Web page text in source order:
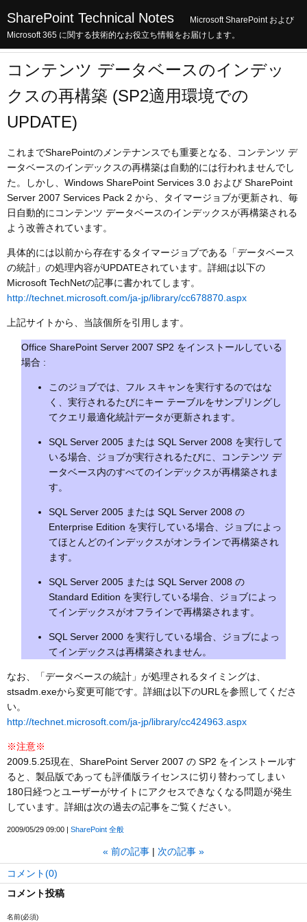
SharePoint Technical Notes
Microsoft SharePoint および
Microsoft 365 に関する技術的なお役立ち情報をお届けします。
コンテンツ データベースのインデッ
クスの再構築 (SP2適用環境での
UPDATE)
これまでSharePointのメンテナンスでも重要となる、コンテンツ デ
ータベースのインデックスの再構築は自動的には行われませんでし
た。しかし、Windows SharePoint Services 3.0 および SharePoint
Server 2007 Services Pack 2 から、タイマージョブが更新され、毎
日自動的にコンテンツ データベースのインデックスが再構築される
よう改善されています。
具体的には以前から存在するタイマージョブである「データベース
の統計」の処理内容がUPDATEされています。詳細は以下の
Microsoft TechNetの記事に書かれてします。
http://technet.microsoft.com/ja-jp/library/cc678870.aspx
上記サイトから、当該個所を引用します。
Office SharePoint Server 2007 SP2 をインストールしている
場合 :
このジョブでは、フル スキャンを実行するのではな
く、実行されるたびにキー テーブルをサンプリングし
てクエリ最適化統計データが更新されます。
SQL Server 2005 または SQL Server 2008 を実行して
いる場合、ジョブが実行されるたびに、コンテンツ デ
ータベース内のすべてのインデックスが再構築されま
す。
SQL Server 2005 または SQL Server 2008 の
Enterprise Edition を実行している場合、ジョブによっ
てほとんどのインデックスがオンラインで再構築され
ます。
SQL Server 2005 または SQL Server 2008 の
Standard Edition を実行している場合、ジョブによっ
てインデックスがオフラインで再構築されます。
SQL Server 2000 を実行している場合、ジョブによっ
てインデックスは再構築されません。
なお、「データベースの統計」が処理されるタイミングは、
stsadm.exeから変更可能です。詳細は以下のURLを参照してくださ
い。
http://technet.microsoft.com/ja-jp/library/cc424963.aspx
※注意※
2009.5.25現在、SharePoint Server 2007 の SP2 をインストールす
ると、製品版であっても評価版ライセンスに切り替わってしまい
180日経つとユーザーがサイトにアクセスできなくなる問題が発生
しています。詳細は次の過去の記事をご覧ください。
2009/05/29 09:00 SharePoint 全般
« 前の記事 次の記事 »
コメント(0)
コメント投稿
名前(必須)